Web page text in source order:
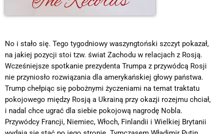
No i stało się. Tego tygodniowy waszyngtoński szczyt pokazał,
na jakiej pozycji stoi tzw. świat Zachodu w relacjach z Rosją.
Wcześniejsze spotkanie prezydenta Trumpa z przywódcą Rosji
nie przyniosło rozwiązania dla amerykańskiej głowy państwa.
Trump chełpiąc się pobożnymi życzeniami na temat traktatu
pokojowego między Rosją a Ukrainą przy okazji rozejmu chciał,
i nadal chce ugrać dla siebie pokojową nagrodę Nobla.
Przywódcy Francji, Niemiec, Włoch, Finlandii i Wielkiej Brytanii